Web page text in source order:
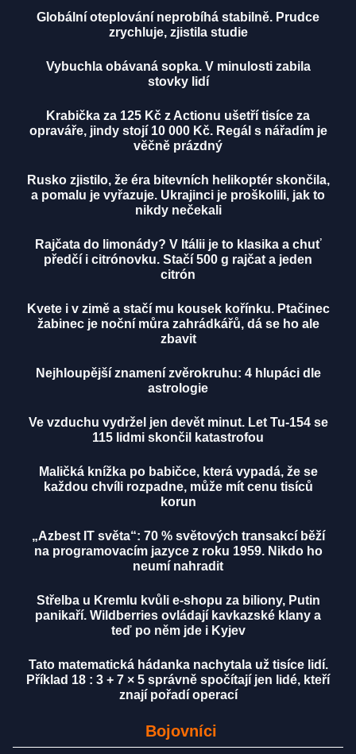
Globální oteplování neprobíhá stabilně. Prudce
zrychluje, zjistila studie
Vybuchla obávaná sopka. V minulosti zabila
stovky lidí
Krabička za 125 Kč z Actionu ušetří tisíce za
opraváře, jindy stojí 10 000 Kč. Regál s nářadím je
věčně prázdný
Rusko zjistilo, že éra bitevních helikoptér skončila,
a pomalu je vyřazuje. Ukrajinci je proškolili, jak to
nikdy nečekali
Rajčata do limonády? V Itálii je to klasika a chuť
předčí i citrónovku. Stačí 500 g rajčat a jeden
citrón
Kvete i v zimě a stačí mu kousek kořínku. Ptačinec
žabinec je noční můra zahrádkářů, dá se ho ale
zbavit
Nejhloupější znamení zvěrokruhu: 4 hlupáci dle
astrologie
Ve vzduchu vydržel jen devět minut. Let Tu-154 se
115 lidmi skončil katastrofou
Maličká knížka po babičce, která vypadá, že se
každou chvíli rozpadne, může mít cenu tisíců
korun
„Azbest IT světa“: 70 % světových transakcí běží
na programovacím jazyce z roku 1959. Nikdo ho
neumí nahradit
Střelba u Kremlu kvůli e-shopu za biliony, Putin
panikaří. Wildberries ovládají kavkazské klany a
teď po něm jde i Kyjev
Tato matematická hádanka nachytala už tisíce lidí.
Příklad 18 : 3 + 7 × 5 správně spočítají jen lidé, kteří
znají pořadí operací
Bojovníci